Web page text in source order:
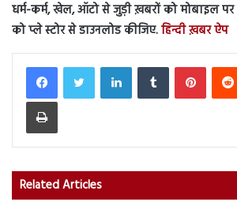
धर्म-कर्म, खेल, ऑटो से जुड़ी ख़बरों को मोबाइल
को प्ले स्टोर से डाउनलोड कीजिए.हिन्दी ख़बर ऐप
LinkedInTumblr
Print
Related Articles